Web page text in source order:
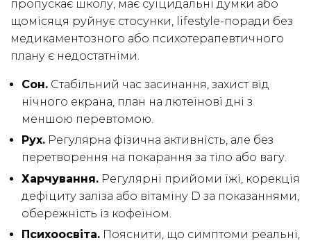
пропускає школу, має суїцидальні думки або
щомісяця руйнує стосунки, lifestyle-поради без
медикаментозного або психотерапевтичного
плану є недостатніми.
Сон. Стабільний час засинання, захист від
нічного екрана, план на лютеїнові дні з
меншою перевтомою.
Рух. Регулярна фізична активність, але без
перетворення на покарання за тіло або вагу.
Харчування. Регулярні прийоми їжі, корекція
дефіциту заліза або вітаміну D за показаннями,
обережність із кофеїном.
Психоосвіта. Пояснити, що симптоми реальні,